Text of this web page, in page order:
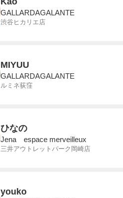
GALLARDAGALANTE
渋谷ヒカリエ店
MIYUU
GALLARDAGALANTE
ルミネ荻窪
ひなの
Jena espace merveilleux
三井アウトレットパーク岡崎店
youko